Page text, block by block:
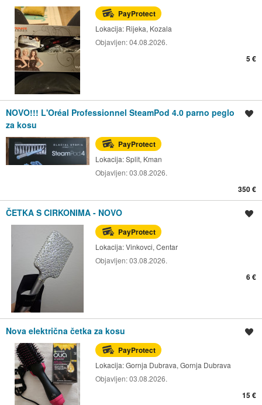
PayProtect
Lokacija: Rijeka, Kozala
Objavljen:04.08.2026.
5 €
NOVO!!! L'Oréal Professionnel SteamPod 4.0 parno peglo
za kosu
PayProtect
Lokacija:Split, Kman
Objavljen:03.08.2026.
350 €
ČETKA S CIRKONIMA - NOVO
PayProtect
Lokacija:Vinkovci, Centar
Objavljen:03.08.2026.
6 €
Nova električna četka za kosu
PayProtect
Lokacija:Gornja Dubrava, Gornja Dubrava
Objavljen:03.08.2026.
15 €